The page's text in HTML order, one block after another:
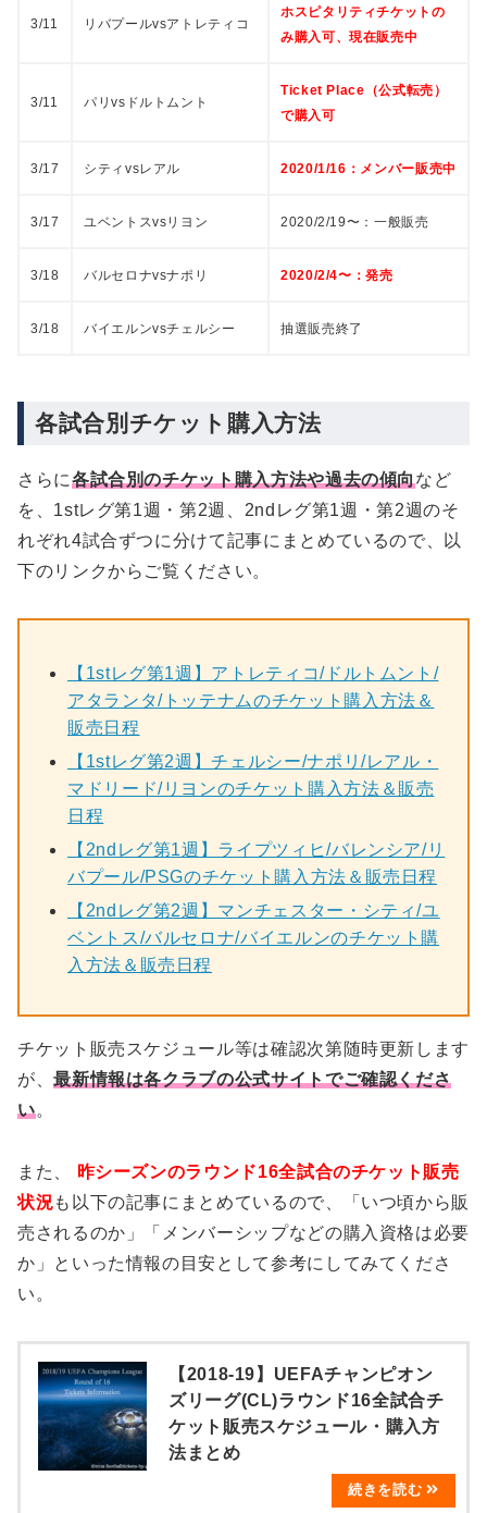
3/11 リバプールvsアトレティコ
ホスピタリティチケットの
み購入可、現在販売中
3/11 パリvsドルトムント
Ticket Place（公式転売）
で購入可
3/17 シティvsレアル 2020/1/16：メンバー販売中
3/17 ユベントスvsリヨン 2020/2/19〜：一般販売
3/18 バルセロナvsナポリ 2020/2/4〜：発売
3/18 バイエルンvsチェルシー 抽選販売終了
各試合別チケット購入方法
さらに各試合別のチケット購入方法や過去の傾向など
を、1stレグ第1週・第2週、2ndレグ第1週・第2週のそ
れぞれ4試合ずつに分けて記事にまとめているので、以
下のリンクからご覧ください。
【1stレグ第1週】アトレティコ/ドルトムント/
アタランタ/トッテナムのチケット購入方法＆
販売日程
【1stレグ第2週】チェルシー/ナポリ/レアル・
マドリード/リヨンのチケット購入方法＆販売
日程
【2ndレグ第1週】ライプツィヒ/バレンシア/リ
バプール/PSGのチケット購入方法＆販売日程
【2ndレグ第2週】マンチェスター・シティ/ユ
ベントス/バルセロナ/バイエルンのチケット購
入方法＆販売日程
チケット販売スケジュール等は確認次第随時更新します
が、最新情報は各クラブの公式サイトでご確認くださ
い。
また、
昨シーズンのラウンド16全試合のチケット販売
状況も以下の記事にまとめているので、「いつ頃から販
売されるのか」「メンバーシップなどの購入資格は必要
か」といった情報の目安として参考にしてみてくださ
い。
【2018-19】UEFAチャンピオン
ズリーグ(CL)ラウンド16全試合チ
ケット販売スケジュール・購入方
法まとめ